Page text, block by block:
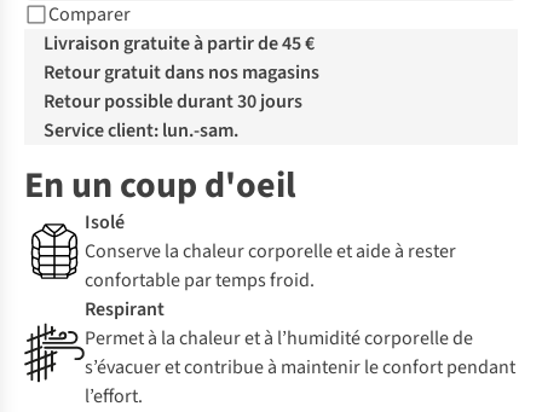
Comparer
Livraison gratuite à partir de 45 €
Retour gratuit dans nos magasins
Retour possible durant 30 jours
Service client: lun.-sam.
En un coup d'oeil
Isolé
Conserve la chaleur corporelle et aide à rester
confortable par temps froid.
Respirant
Permet à la chaleur et à l’humidité corporelle de
s’évacuer et contribue à maintenir le confort pendant
l’effort.